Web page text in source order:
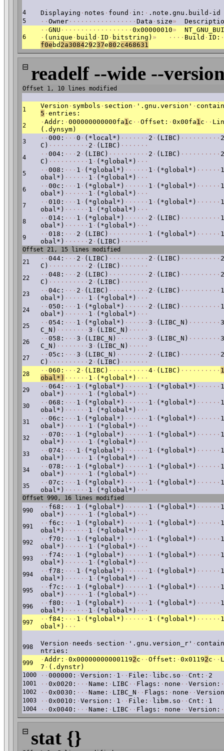
4 Displaying · notes · found · in: · .note.gnu.build-id
5 · · Owner · · · · · · · · · · · · · · · · · Data · size»
6
· · GNU · · · · · · · · · · · · · · · · · · 0x00000010»
· (unique · build · ID · bitstring) » · · · · Build · ID: ·
f0e bd 2a308429237e802c468631
⊟ readelf --wide --
Offset 1, 10 lines modified
1 Version · symbols · section · '.gnu.version' ·
5 · entries:
2 · Addr: · 000000000000fa1c · · Offset: · 0x00fa1c · ·
(.dynsym)
3 · · 000: · · · 0 · (*local*) · · · · · · · 2 · (LIBC) · · · · · · · · · · 2
C) · · · · · · · · · · 2 · (LIBC) · · · · · · ·
4 · · 004: · · · 2 · (LIBC) · · · · · · · · · · 2 · (LIBC) · · · · · · · · · · 2
C) · · · · · · · · · · 1 · (*global*) · · ·
5 · · 008: · · · 1 · (*global*) · · · · · · 1 · (*global*) · · · · · · 1
obal*) · · · · · · 1 · (*global*) · · ·
6 · · 00c: · · · 1 · (*global*) · · · · · · 1 · (*global*) · · · · · · 1
obal*) · · · · · · 1 · (*global*) · · ·
7 · · 010: · · · 1 · (*global*) · · · · · · 1 · (*global*) · · · · · · 1
obal*) · · · · · · 1 · (*global*) · · ·
8 · · 014: · · · 1 · (*global*) · · · · · · 2 · (LIBC) · · · · · · · · · · 1
obal*) · · · · · · 1 · (*global*) · · ·
9 · · 018: · · · 2 · (LIBC) · · · · · · · · · · 1 · (*global*) · · · · · · 1
obal*) · · · · · · 2 · (LIBC) · · · · · · ·
Offset 21, 15 lines modified
21
· · 044: · · · 2 · (LIBC) · · · · · · · · · · 2 · (LIBC) · · · · · · · · · · 2
C) · · · · · · · · · · 2 · (LIBC) · · · · · · ·
22 · · 048: · · · 2 · (LIBC) · · · · · · · · · · 2 · (LIBC) · · · · · · · · · · 2
C) · · · · · · · · · · 2 · (LIBC) · · · · · · ·
23 · · 04c: · · · 2 · (LIBC) · · · · · · · · · · 2 · (LIBC) · · · · · · · · · · 1
obal*) · · · · · · 1 · (*global*) · · ·
24 · · 050: · · · 1 · (*global*) · · · · · · 2 · (LIBC) · · · · · · · · · · 1
obal*) · · · · · · 1 · (*global*) · · ·
25 · · 054: · · · 1 · (*global*) · · · · · · 3 · (LIBC_N) · · · · · · · · 3
C_N) · · · · · · · · 3 · (LIBC_N) · · · · ·
26 · · 058: · · · 3 · (LIBC_N) · · · · · · · · 3 · (LIBC_N) · · · · · · · · 3
C_N) · · · · · · · · 3 · (LIBC_N) · · · · ·
27 · · 05c: · · · 3 · (LIBC_N) · · · · · · · · 2 · (LIBC) · · · · · · · · · · 2
C) · · · · · · · · · · 2 · (LIBC) · · · · · · ·
28 · · 060: · · · 2 · (LIBC) · · · · · · · · · · 4 · (LIBC) · · · · · · · · · · 1
obal*) · · · · · · 1 · (*global*) · · ·
29 · · 064: · · · 1 · (*global*) · · · · · · 1 · (*global*) · · · · · · 1
obal*) · · · · · · 1 · (*global*) · · ·
30 · · 068: · · · 1 · (*global*) · · · · · · 1 · (*global*) · · · · · · 1
obal*) · · · · · · 1 · (*global*) · · ·
31 · · 06c: · · · 1 · (*global*) · · · · · · 1 · (*global*) · · · · · · 1
obal*) · · · · · · 1 · (*global*) · · ·
32 · · 070: · · · 1 · (*global*) · · · · · · 1 · (*global*) · · · · · · 1
obal*) · · · · · · 1 · (*global*) · · ·
33 · · 074: · · · 1 · (*global*) · · · · · · 1 · (*global*) · · · · · · 1
obal*) · · · · · · 1 · (*global*) · · ·
34 · · 078: · · · 1 · (*global*) · · · · · · 1 · (*global*) · · · · · · 1
obal*) · · · · · · 1 · (*global*) · · ·
35 · · 07c: · · · 1 · (*global*) · · · · · · 1 · (*global*) · · · · · · 1
obal*) · · · · · · 1 · (*global*) · · ·
Offset 990, 16 lines modified
990
· · f68: · · · 1 · (*global*) · · · · · · 1 · (*global*) · · · · · · 1
obal*) · · · · · · 1 · (*global*) · · ·
991 · · f6c: · · · 1 · (*global*) · · · · · · 1 · (*global*) · · · · · · 1
obal*) · · · · · · 1 · (*global*) · · ·
992 · · f70: · · · 1 · (*global*) · · · · · · 1 · (*global*) · · · · · · 1
obal*) · · · · · · 1 · (*global*) · · ·
993 · · f74: · · · 1 · (*global*) · · · · · · 1 · (*global*) · · · · · · 1
obal*) · · · · · · 1 · (*global*) · · ·
994 · · f78: · · · 1 · (*global*) · · · · · · 1 · (*global*) · · · · · · 1
obal*) · · · · · · 1 · (*global*) · · ·
995 · · f7c: · · · 1 · (*global*) · · · · · · 1 · (*global*) · · · · · · 1
obal*) · · · · · · 1 · (*global*) · · ·
996 · · f80: · · · 1 · (*global*) · · · · · · 1 · (*global*) · · · · · · 1
obal*) · · · · · · 1 · (*global*) · · ·
997 · · f84: · · · 1 · (*global*) · · · · · · 1 · (*global*) · · · · · · 1
obal*) · · ·
998 Version · needs · section · '.gnu.version_r' ·
ntries:
999 · Addr: · 0x000000000001192c · · Offset: · 0x01192c · ·
7 · (.dynstr)
1000 · · 000000: · Version: · 1 · · File: · libc.so · · Cnt: · 2
1001 · · 0x0020: · · · Name: · LIBC · · Flags: · none · · Version: ·
1002 · · 0x0030: · · · Name: · LIBC_N · · Flags: · none · ·
1003 · · 0x0010: · Version: · 1 · · File: · libm.so · · Cnt: · 1
1004 · · 0x0040: · · · Name: · LIBC · · Flags: · none · · Version: ·
⊟ stat {}